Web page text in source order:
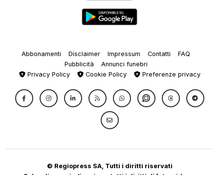
Abbonamenti Disclaimer Impressum Contatti
FAQ
Pubblicità
Annunci funebri
Privacy Policy
Cookie Policy Preferenze privacy
© Regiopress SA, Tutti i diritti riservati